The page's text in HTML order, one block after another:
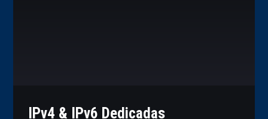
IPv4 & IPv6 Dedicadas